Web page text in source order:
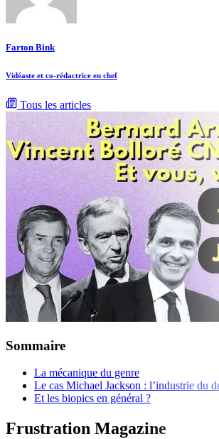
Farton Bink
Vidéaste et co-rédactrice en chef
Tous les articles
Sommaire
La mécanique du genre
Le cas Michael Jackson : l’industrie du
Et les biopics en général ?
Frustration Magazine